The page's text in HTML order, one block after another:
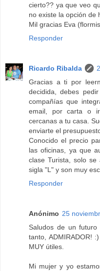
cierto?? ya que veo
no existe la opción de
Mil gracias Eva
Responder
Ricardo Ribalda
Gracias a ti por
decidida, debes
compañías que
email, por carta o
cercanas a tu casa.
enviarte el
Conocido el precio
las oficinas, ya que
clase Turista, solo
sigla "L" y son muy
Responder
Anónimo 25
Saludos de un
tanto, ADMIRADOR!
MUY útiles.
Mi mujer y yo